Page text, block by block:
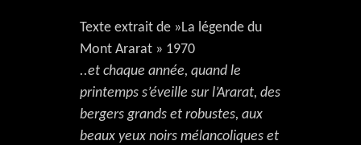
Texte extrait de »La légende du
Mont Ararat » 1970
..et chaque année, quand le
printemps s’éveille sur l’Ararat, des
bergers grands et robustes, aux
beaux yeux noirs mélancoliques et